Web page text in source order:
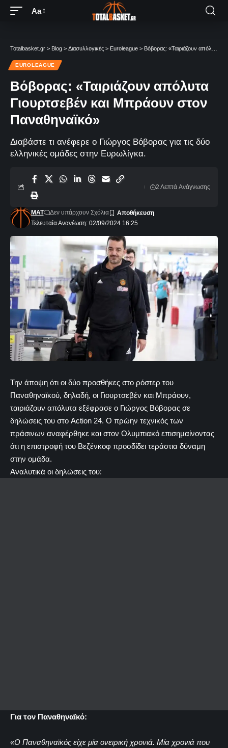
Aa
Totalbasket.gr > Blog > Διασυλλογικές > Euroleague > Βόβορας: «Ταιριάζουν απόλυτα Γιουρτσεβέν και Μπράουν στον Παναθηναϊκό»
EUROLEAGUE
Βόβορας: «Ταιριάζουν απόλυτα
Γιουρτσεβέν και Μπράουν στον
Παναθηναϊκό»
Διαβάστε τι ανέφερε ο Γιώργος Βόβορας για τις δύο
ελληνικές ομάδες στην Ευρωλίγκα.
Τελευταία Ανανέωση: 02/09/2024 16:25
MAT Δεν υπάρχουν Σχόλια
2 Λεπτά Aνάγνωσης
Την άποψη ότι οι δύο προσθήκες στο ρόστερ του
Παναθηναϊκού, δηλαδή, οι Γιουρτσεβέν και Μπράουν,
ταιριάζουν απόλυτα εξέφρασε ο Γιώργος Βόβορας σε
δηλώσεις του στο Action 24. Ο πρώην τεχνικός των
πράσινων αναφέρθηκε και στον Ολυμπιακό επισημαίνοντας
ότι η επιστροφή του Βεζένκοφ προσδίδει τεράστια δύναμη
στην ομάδα.
Αναλυτικά οι δηλώσεις του:
Για τον Παναθηναϊκό:
«Ο Παναθηναϊκός είχε μία ονειρική χρονιά. Μία χρονιά που